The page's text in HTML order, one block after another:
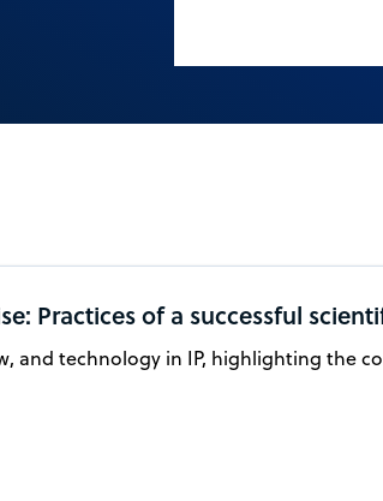
Practices of a successful
and technology in IP, highlighting the